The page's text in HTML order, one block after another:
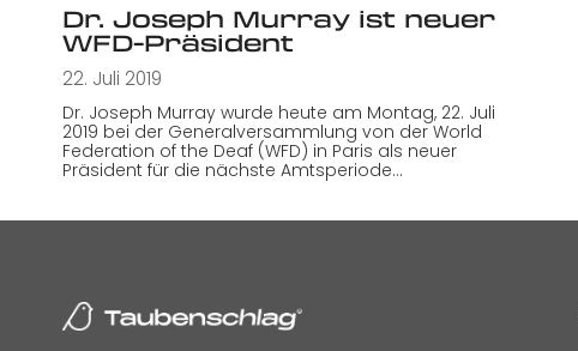
Dr. Joseph Murray ist neuer
WFD-Präsident
22. Juli 2019
Dr. Joseph Murray wurde heute am Montag, 22. Juli
2019 bei der Generalversammlung von der World
Federation of the Deaf (WFD) in Paris als neuer
Präsident für die nächste Amtsperiode…